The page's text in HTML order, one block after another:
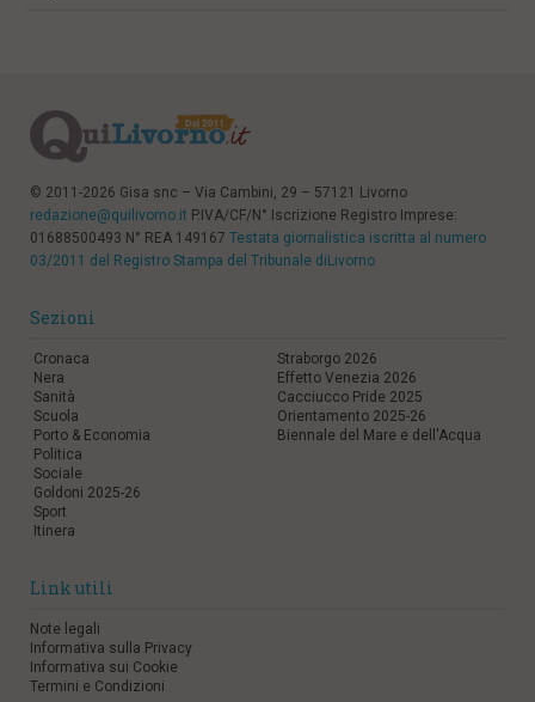
© 2011-2026 Gisa snc – Via Cambini, 29 – 57121 Livorno
redazione@quilivorno.it P.IVA/CF/N° Iscrizione Registro Imprese:
01688500493 N° REA 149167 Testata giornalistica iscritta al numero
03/2011 del Registro Stampa del Tribunale diLivorno
Sezioni
Cronaca
Nera
Sanità
Scuola
Porto & Economia
Politica
Sociale
Goldoni 2025-26
Sport
Itinera
Straborgo 2026
Effetto Venezia 2026
Cacciucco Pride 2025
Orientamento 2025-26
Biennale del Mare e dell'Acqua
Link utili
Note legali
Informativa sulla Privacy
Informativa sui Cookie
Termini e Condizioni